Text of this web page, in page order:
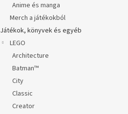
Anime és manga
Merch a játékokból
Játékok, könyvek és egyéb
LEGO
Architecture
Batman™
City
Classic
Creator